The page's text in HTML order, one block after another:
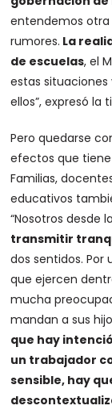
entendemos otra
rumores. La
de escuelas, el
estas
ellos”, expresó la
Pero quedarse
efectos que
Familias,
educativos
“Nosotros desde
transmitir
dos sentidos. Por
que ejercen
mucha
mandan a sus
que hay
un trabajador
sensible, hay